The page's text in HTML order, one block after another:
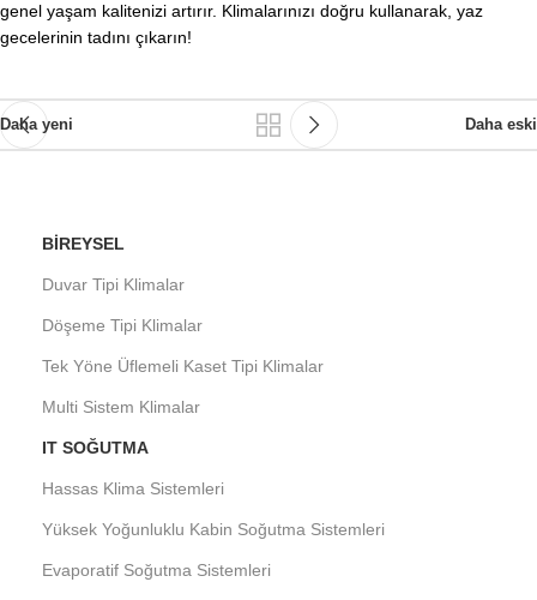
genel yaşam kalitenizi artırır. Klimalarınızı doğru kullanarak, yaz
gecelerinin tadını çıkarın!
Daha yeni Daha eski
BIREYSEL
Duvar Tipi Klimalar
Döşeme Tipi Klimalar
Tek Yöne Üflemeli Kaset Tipi Klimalar
Multi Sistem Klimalar
IT SOĞUTMA
Hassas Klima Sistemleri
Yüksek Yoğunluklu Kabin Soğutma Sistemleri
Evaporatif Soğutma Sistemleri